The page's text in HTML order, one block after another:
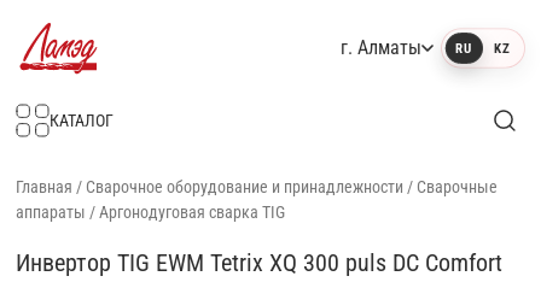
г. Алматы RU KZ
КАТАЛОГ
Главная / Сварочное оборудование и принадлежности / Сварочные
аппараты /Аргонодуговая сварка TIG
Инвертор TIG EWM Tetrix XQ 300 puls DC Comfort